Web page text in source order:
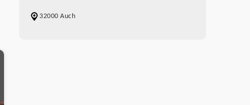
32000 Auch